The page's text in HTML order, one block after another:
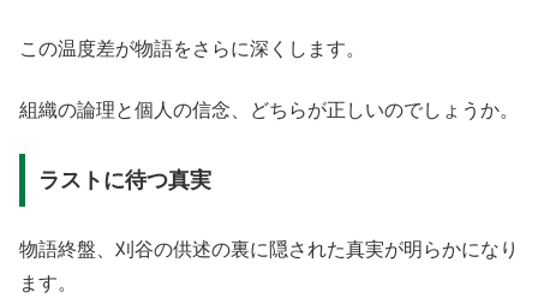
この温度差が物語をさらに深くします。
組織の論理と個人の信念、どちらが正しいのでしょうか。
ラストに待つ真実
物語終盤、刈谷の供述の裏に隠された真実が明らかになり
ます。